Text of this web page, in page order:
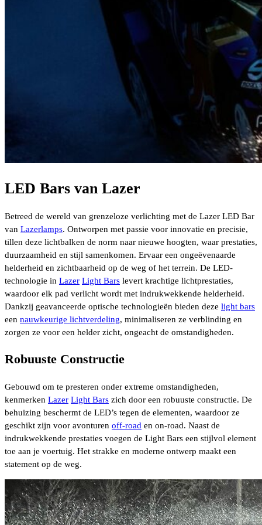
LED Bars van Lazer
Betreed de wereld van grenzeloze verlichting met de Lazer LED Bar
van Lazerlamps. Ontworpen met passie voor innovatie en precisie,
tillen deze lichtbalken de norm naar nieuwe hoogten, waar prestaties,
duurzaamheid en stijl samenkomen. Ervaar een ongeëvenaarde
helderheid en zichtbaarheid op de weg of het terrein. De LED-
technologie in Lazer Light Bars levert krachtige lichtprestaties,
waardoor elk pad verlicht wordt met indrukwekkende helderheid.
Dankzij geavanceerde optische technologieën bieden deze light bars
een nauwkeurige lichtverdeling, minimaliseren ze verblinding en
zorgen ze voor een helder zicht, ongeacht de omstandigheden.
Robuuste Constructie
Gebouwd om te presteren onder extreme omstandigheden,
kenmerken Lazer Light Bars zich door een robuuste constructie. De
behuizing beschermt de LED’s tegen de elementen, waardoor ze
geschikt zijn voor avonturen off-road en on-road. Naast de
indrukwekkende prestaties voegen de Light Bars een stijlvol element
toe aan je voertuig. Het strakke en moderne ontwerp maakt een
statement op de weg.